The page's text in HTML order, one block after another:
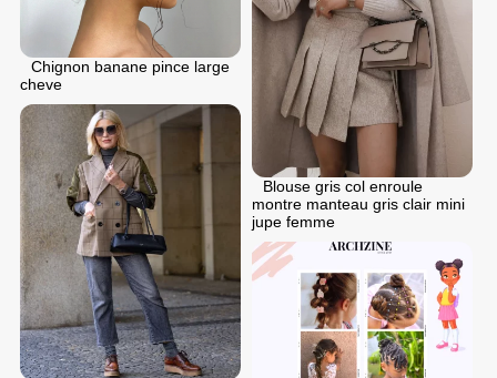
Chignon banane pince large
cheve
Blouse gris col enroule
montre manteau gris clair mini
jupe femme